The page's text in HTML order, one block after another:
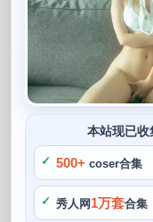
本站现已收
500+ coser合集
秀人网 1万套合集
的美图
阙知风
2024 年 5 月 20 日
首页 > 西园寺南歌 >
西园寺南歌是一位超
四射的cos博主。作
之长的cos扮演之外